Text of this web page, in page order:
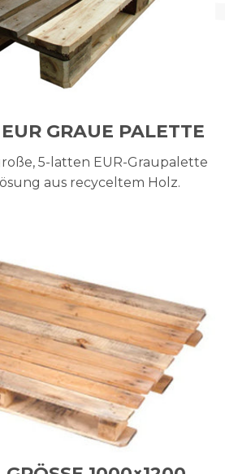
GRAUE PALETTE
5-latten EUR-Graupalette
aus recyceltem Holz.